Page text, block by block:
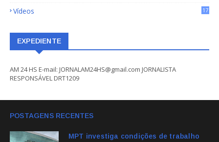
Vídeos 17
EXPEDIENTE
AM 24 HS E-mail: JORNALAM24HS@gmail.com JORNALISTA
RESPONSÁVEL DRT1209
POSTAGENS RECENTES
MPT investiga condições de trabalho